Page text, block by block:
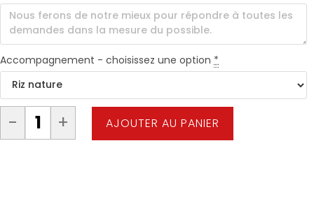
Accompagnement - choisissez une option *
- + AJOUTER AU PANIER